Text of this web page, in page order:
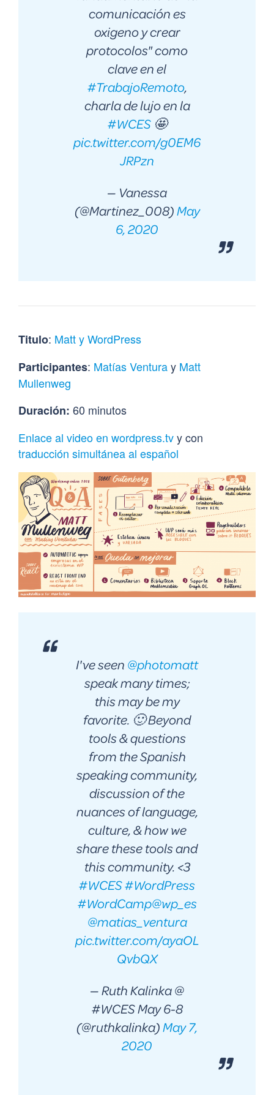
comunicación es
oxigeno y crear
protocolos" como
clave en el
#TrabajoRemoto,
charla de lujo en la
#WCES🤩
pic.twitter.com/g0EM6
JRPzn
— Vanessa
(@Martinez_008)May
6, 2020
Titulo: Matt y WordPress
Participantes: Matías Venturay Matt
Mullenweg
Duración: 60 minutos
Enlace al video en wordpress.tvy con
traducción simultánea al español
I've seen @photomatt
speak many times;
this may be my
favorite. 🙂 Beyond
tools & questions
from the Spanish
speaking community,
discussion of the
nuances of language,
culture, & how we
share these tools and
this community. <3
#WCES#WordPress
#WordCamp@wp_es
@matias_ventura
pic.twitter.com/ayaOL
QvbQX
— Ruth Kalinka @
#WCES May 6-8
(@ruthkalinka)May 7,
2020